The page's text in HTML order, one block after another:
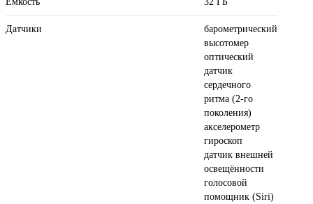
Датчики
барометрический
высотомер
оптический
датчик
сердечного
ритма (2‑го
поколения)
акселерометр
гироскоп
датчик внешней
освещённости
голосовой
помощник (Siri)